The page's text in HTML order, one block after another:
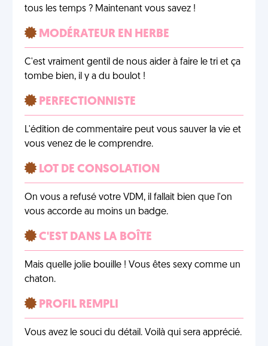
tous les temps ? Maintenant vous savez !
MODÉRATEUR EN HERBE
C'est vraiment gentil de nous aider à faire le tri et ça
tombe bien, il y a du boulot !
PERFECTIONNISTE
L'édition de commentaire peut vous sauver la vie et
vous venez de le comprendre.
LOT DE CONSOLATION
On vous a refusé votre VDM, il fallait bien que l'on
vous accorde au moins un badge.
C'EST DANS LA BOÎTE
Mais quelle jolie bouille ! Vous êtes sexy comme un
chaton.
PROFIL REMPLI
Vous avez le souci du détail. Voilà qui sera apprécié.